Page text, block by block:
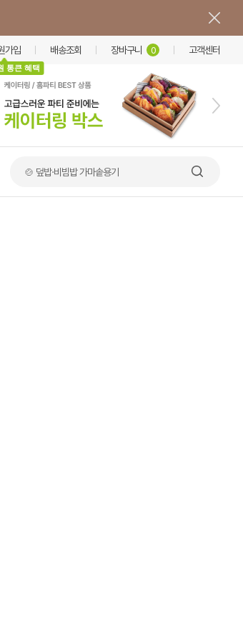
가입
통큰 혜택
배송조회 장바구니 0 고객센터
🍲 덮밥·비빔밥 가마솥용기